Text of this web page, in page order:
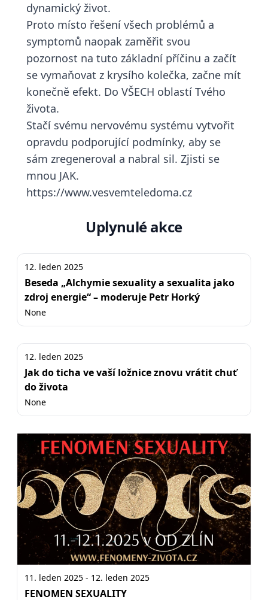
dynamický život.
Proto místo řešení všech problémů a
symptomů naopak zaměřit svou
pozornost na tuto základní příčinu a začít
se vymaňovat z krysího kolečka, začne mít
konečně efekt. Do VŠECH oblastí Tvého
života.
Stačí svému nervovému systému vytvořit
opravdu podporující podmínky, aby se
sám zregeneroval a nabral sil. Zjisti se
mnou JAK.
https://www.vesvemteledoma.cz
Uplynulé akce
12. leden 2025
Beseda „Alchymie sexuality a sexualita jako
zdroj energie“ – moderuje Petr Horký
None
12. leden 2025
Jak do ticha ve vaší ložnice znovu vrátit chuť
do života
None
11. leden 2025 - 12. leden 2025
FENOMEN SEXUALITY